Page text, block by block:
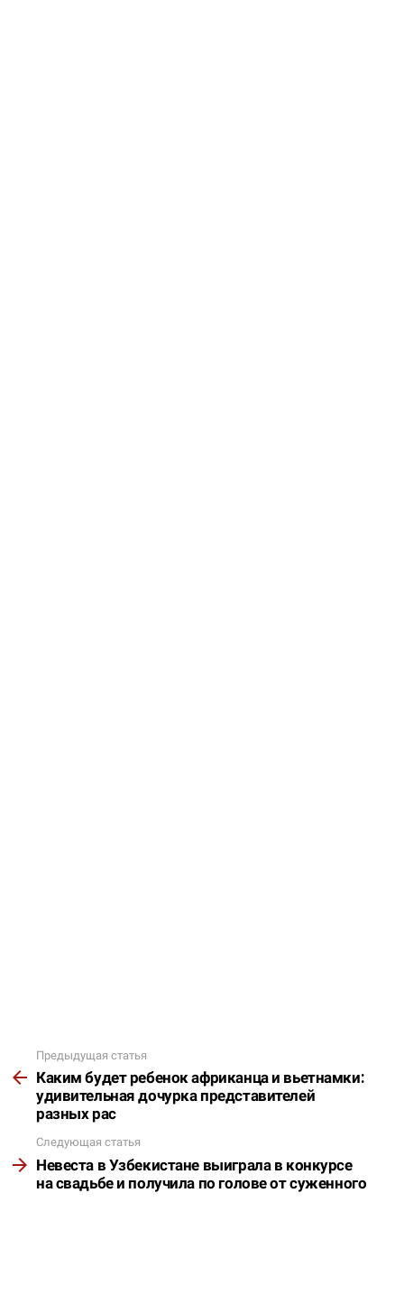
Подробнее
Предыдущая статья
Каким будет ребенок африканца и вьетнамки:
удивительная дочурка представителей
разных рас
Следующая статья
Невеста в Узбекистане выиграла в конкурсе
на свадьбе и получила по голове от суженного